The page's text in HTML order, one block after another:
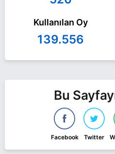
Kullanılan Oy
139.556
Bu
Facebook Twitter